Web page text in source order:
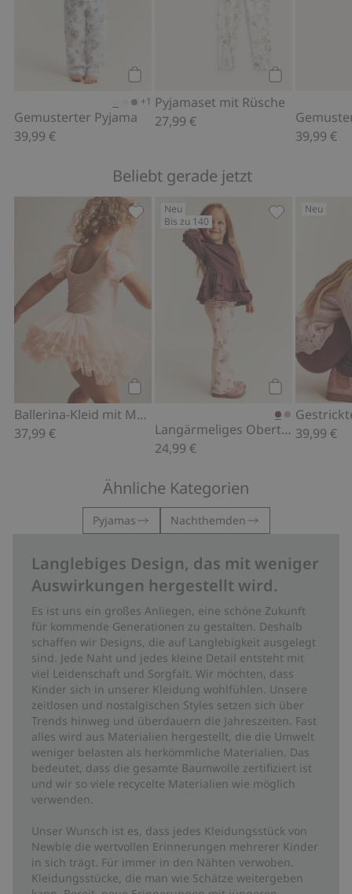
+1
Gemusterter Pyjama
39,99 €
Pyjamaset mit Rüsche
27,99 €
39,99 €
Beliebt gerade jetzt
Ballerina-Kleid mit Mesh
37,99 €
Ballerina-Kleid mit Mesh, Zu
Neu
Bis zu 140
Langärmeliges Oberteil mit Rüsche
24,99 €
Neu
39,99 €
Ähnliche Kategorien
Pyjamas Nachthemden
Langlebiges Design, das mit weniger
Auswirkungen hergestellt wird.
Es ist uns ein großes Anliegen, eine schöne Zukunft
für kommende Generationen zu gestalten. Deshalb
schaffen wir Designs, die auf Langlebigkeit ausgelegt
sind. Jede Naht und jedes kleine Detail entsteht mit
viel Leidenschaft und Sorgfalt. Wir möchten, dass
Kinder sich in unserer Kleidung wohlfühlen. Unsere
zeitlosen und nostalgischen Styles setzen sich über
Trends hinweg und überdauern die Jahreszeiten. Fast
alles wird aus Materialien hergestellt, die die Umwelt
weniger belasten als herkömmliche Materialien. Das
bedeutet, dass die gesamte Baumwolle zertifiziert ist
und wir so viele recycelte Materialien wie möglich
verwenden.
Unser Wunsch ist es, dass jedes Kleidungsstück von
Newbie die wertvollen Erinnerungen mehrerer Kinder
in sich trägt. Für immer in den Nähten verwoben.
Kleidungsstücke, die man wie Schätze weitergeben